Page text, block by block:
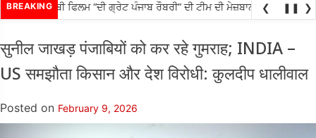
BREAKING
ਵੱਲੋਂ ਪੰਜਾਬੀ ਫਿਲਮ “ਦੀ ਗ੍ਰੇਟ ਪੰਜਾਬ ਰੌਬਰੀ” ਦੀ ਟੀਮ ਦੀ ਮੇਜ਼ਬਾਨੀ; ਸਿਨੇਮਾ ਅਤੇ
❮ ❚❚ ❯
सुनील जाखड़ पंजाबियों को कर रहे गुमराह; INDIA –
US समझौता किसान और देश विरोधी: कुलदीप धालीवाल
Posted on February 9, 2026